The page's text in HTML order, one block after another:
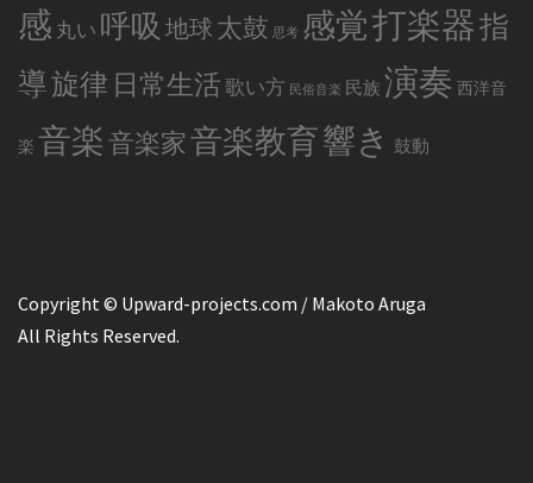
感 丸い 呼吸 地球太鼓 思考 感覚打楽器指
導旋律 日常生活歌い方 民俗音楽 民族 演奏 西洋音
楽 音楽音楽家音楽教育響き 鼓動
Copyright © Upward-projects.com / Makoto Aruga
All Rights Reserved.